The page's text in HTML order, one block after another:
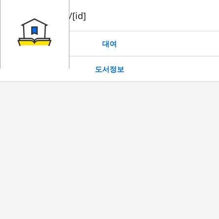
book/rent/[id]
대여
도서정보